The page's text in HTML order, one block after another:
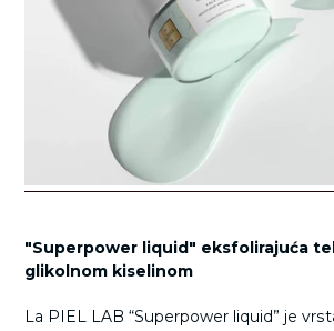
"Superpower liquid" eksfolirajuća
glikolnom kiselinom
La PIEL LAB “Superpower liquid” je